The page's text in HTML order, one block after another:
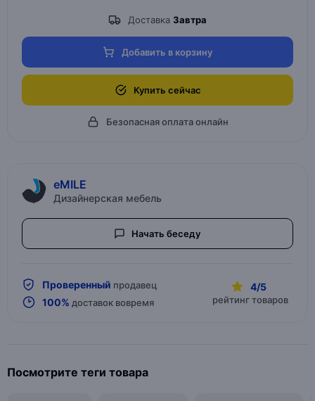
Доставка Завтра
Добавить в корзину
Купить сейчас
Безопасная оплата онлайн
eMILE
Дизайнерская мебель
Начать беседу
Проверенный продавец
100% доставок вовремя
4/5
рейтинг товаров
Посмотрите теги товара